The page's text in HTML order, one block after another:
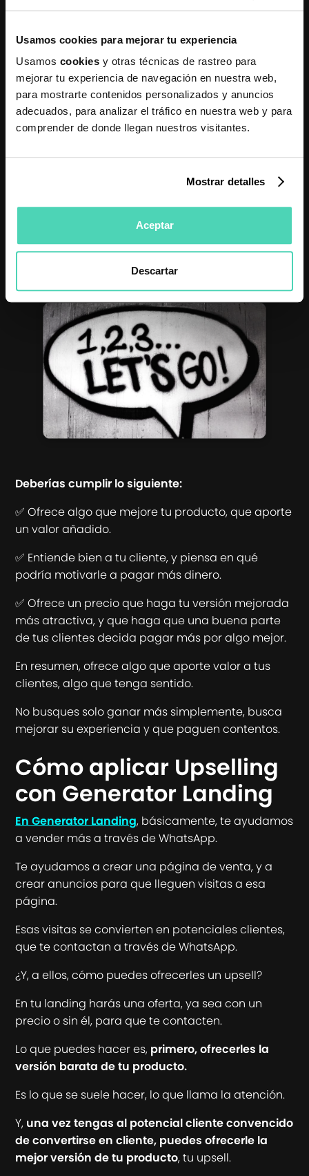
Usamos cookies para mejorar tu experiencia
Usamos cookies y otras técnicas de rastreo para
mejorar tu experiencia de navegación en nuestra web,
para mostrarte contenidos personalizados y anuncios
adecuados, para analizar el tráfico en nuestra web y para
comprender de donde llegan nuestros visitantes.
Mostrar detalles
Aceptar
Descartar
No le intento vender algo diferente, simplemente
Y eso es un upsell.
{{cta}}
Claves para que tu
Upsell tenga éxito
¿Qué hacer para que realmente funcione lo que
ofrezcas a tus clientes como upsell?
No todo vale.
Deberías cumplir lo siguiente:
✅ Ofrece algo que mejore tu producto, que aporte
un valor añadido.
✅ Entiende bien a tu cliente, y piensa en qué
podría motivarle a pagar más dinero.
✅ Ofrece un precio que haga tu versión mejorada
más atractiva, y que haga que una buena parte
de tus clientes decida pagar más por algo mejor.
En resumen, ofrece algo que aporte valor a tus
clientes, algo que tenga sentido.
No busques solo ganar más simplemente, busca
mejorar su experiencia y que paguen contentos.
Cómo aplicar Upselling
con Generator Landing
En Generator Landing, básicamente, te ayudamos
a vender más a través de WhatsApp.
Te ayudamos a crear una página de venta, y a
crear anuncios para que lleguen visitas a esa
página.
Esas visitas se convierten en potenciales clientes,
que te contactan a través de WhatsApp.
¿Y, a ellos, cómo puedes ofrecerles un upsell?
En tu landing harás una oferta, ya sea con un
precio o sin él, para que te contacten.
Lo que puedes hacer es, primero, ofrecerles la
versión barata de tu producto.
Es lo que se suele hacer, lo que llama la atención.
Y, una vez tengas al potencial cliente convencido
de convertirse en cliente, puedes ofrecerle la
mejor versión de tu producto, tu upsell.